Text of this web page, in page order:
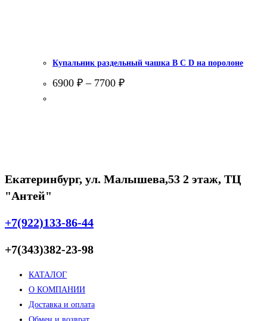
Купальник раздельный чашка В С D на поролоне
6900 ₽ – 7700 ₽
Екатеринбург, ул. Малышева,53 2 этаж, ТЦ
"Антей"
+7(922)133-86-44
+7(343)382-23-98
КАТАЛОГ
О КОМПАНИИ
Доставка и оплата